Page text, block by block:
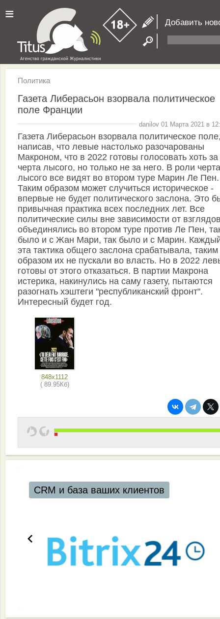
≡ Добавить
Политика
Газета Либерасьон взорвала политическое
поле Франции
danilov 01 Марта 2021 в
Газета Либерасьон взорвала политическое
написав, что левые настолько разочарованы
Макроном, что в 2022 готовы голосовать хоть за
черта лысого, но только не за него. В роли черта
лысого все видят во втором туре Марин Ле Пен.
Таким образом может случиться историческое -
впервые не будет политического заслона. Это
привычная практика всех последних лет. Все
политические силы вне зависимости от
объединялись во втором туре против Ле Пен,
было и с Жан Мари, так было и с Марин.
эта тактика общего заслона срабатывала, таким
образом их не пускали во власть. Но в 2022
готовы от этого отказаться. В партии Макрона
истерика, накинулись на саму газету, пытаются
разогнать хэштеги "республиканский фронт".
Интересный будет год.
848x1112
( 89.95Кб)
клиентов